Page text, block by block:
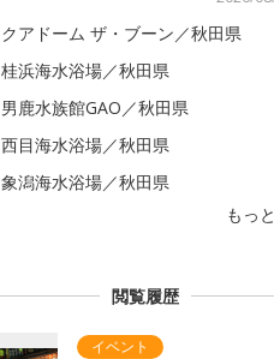
クアドーム ザ・ブーン／秋田県
桂浜海水浴場／秋田県
男鹿水族館GAO／秋田県
西目海水浴場／秋田県
象潟海水浴場／秋田県
もっ
閲覧履歴